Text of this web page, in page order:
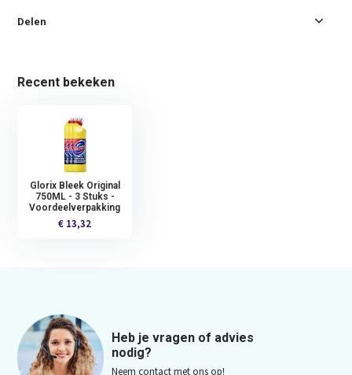
Delen
Recent bekeken
Glorix Bleek Original
750ML - 3 Stuks -
Voordeelverpakking
€ 13,32
Heb je vragen of advies
nodig?
Neem contact met ons op!